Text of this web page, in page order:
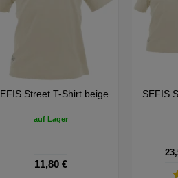
SEFIS Street T-Shirt beige